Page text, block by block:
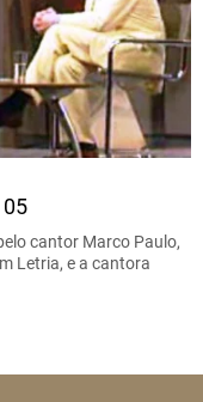
cantor Marco Paulo,
Letria, e a cantora